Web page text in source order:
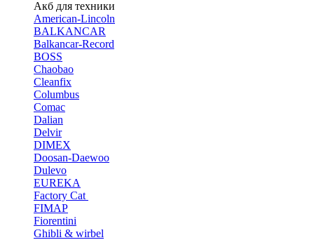
Акб для техники
American-Lincoln
BALKANCAR
Balkancar-Record
BOSS
Chaobao
Cleanfix
Columbus
Comac
Dalian
Delvir
DIMEX
Doosan-Daewoo
Dulevo
EUREKA
Factory Cat
FIMAP
Fiorentini
Ghibli & wirbel